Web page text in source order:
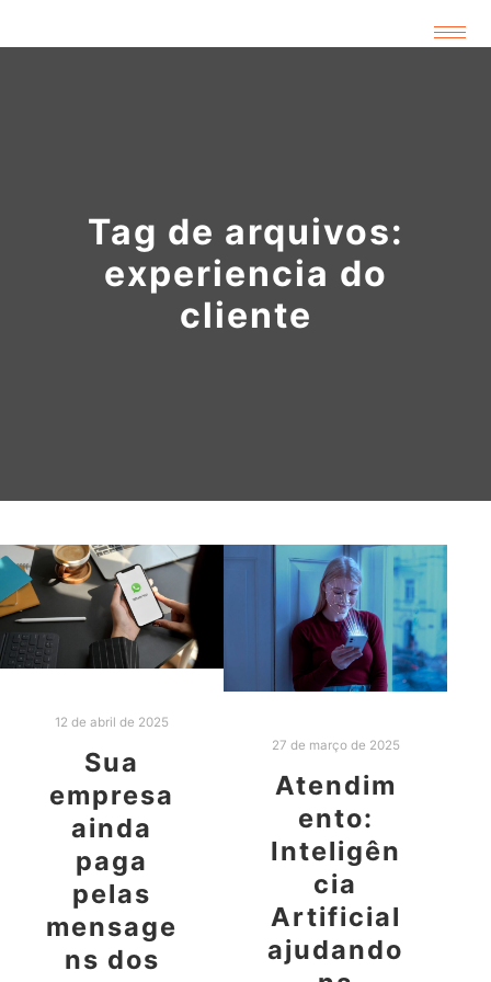
Tag de arquivos:
experiencia do
cliente
12 de abril de 2025
Sua
empresa
ainda
paga
pelas
mensage
ns dos
27 de março de 2025
Atendim
ento:
Inteligên
cia
Artificial
ajudando